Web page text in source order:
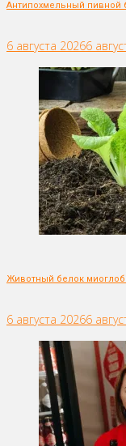
Антипохмельный пивной
6 августа 20266
Животный белок
6 августа 20266